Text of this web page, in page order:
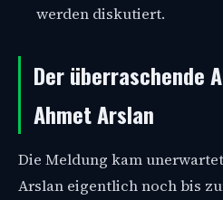
werden diskutiert.
Der überraschende
Ahmet Arslan
Die Meldung kam
Arslan eigentlich noch bis